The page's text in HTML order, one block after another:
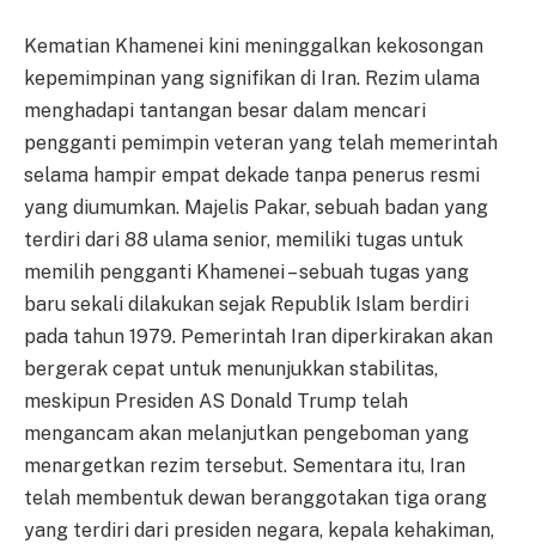
Kematian Khamenei kini meninggalkan kekosongan
kepemimpinan yang signifikan di Iran. Rezim ulama
menghadapi tantangan besar dalam mencari
pengganti pemimpin veteran yang telah memerintah
selama hampir empat dekade tanpa penerus resmi
yang diumumkan. Majelis Pakar, sebuah badan yang
terdiri dari 88 ulama senior, memiliki tugas untuk
memilih pengganti Khamenei – sebuah tugas yang
baru sekali dilakukan sejak Republik Islam berdiri
pada tahun 1979. Pemerintah Iran diperkirakan akan
bergerak cepat untuk menunjukkan stabilitas,
meskipun Presiden AS Donald Trump telah
mengancam akan melanjutkan pengeboman yang
menargetkan rezim tersebut. Sementara itu, Iran
telah membentuk dewan beranggotakan tiga orang
yang terdiri dari presiden negara, kepala kehakiman,